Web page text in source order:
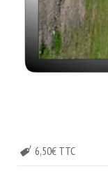
6,50€ TTC